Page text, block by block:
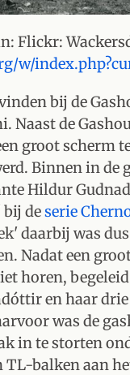
Flickr:
w/
bij de
Naast de
groot scherm
Binnen in de
Hildur
deserie
daarbij was
Nadat een
horen,
en haar
was de
in te storten
TL-balken aan